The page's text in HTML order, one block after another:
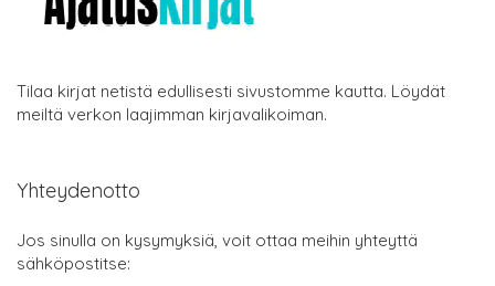
Tilaa kirjat netistä edullisesti sivustomme kautta. Löydät
meiltä verkon laajimman kirjavalikoiman.
Yhteydenotto
Jos sinulla on kysymyksiä, voit ottaa meihin yhteyttä
sähköpostitse: